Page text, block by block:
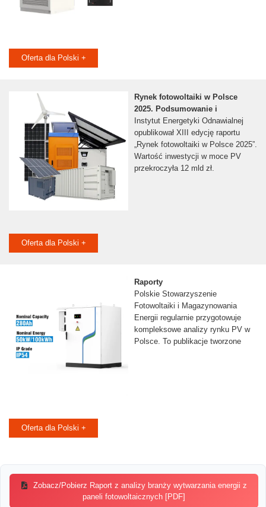
Oferta dla Polski +
Rynek fotowoltaiki w Polsce
2025. Podsumowanie i
Instytut Energetyki Odnawialnej
opublikował XIII edycję raportu
„Rynek fotowoltaiki w Polsce 2025”.
Wartość inwestycji w moce PV
przekroczyła 12 mld zł.
Oferta dla Polski +
Raporty
Polskie Stowarzyszenie
Fotowoltaiki i Magazynowania
Energii regularnie przygotowuje
kompleksowe analizy rynku PV w
Polsce. To publikacje tworzone
Oferta dla Polski +
Zobacz/Pobierz Raport z analizy branży wytwarzania energii z
paneli fotowoltaicznych [PDF]